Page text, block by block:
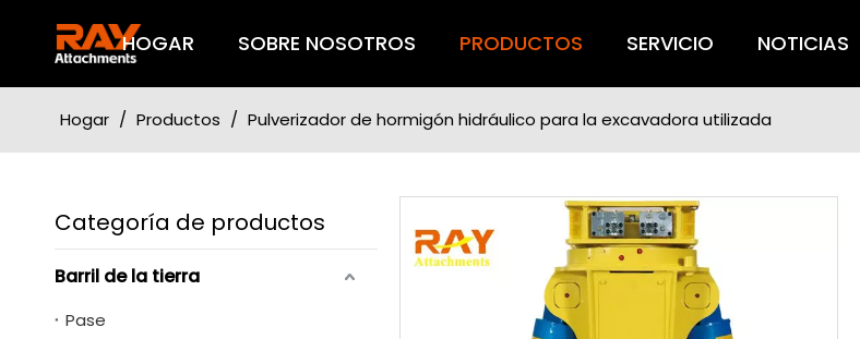
HOGAR SOBRE NOSOTROS PRODUCTOS SERVICIO NOTICIAS
Hogar / Productos / Pulverizador de hormigón hidráulico para la excavadora utilizada
Categoría de productos
Barril de la tierra
Pase